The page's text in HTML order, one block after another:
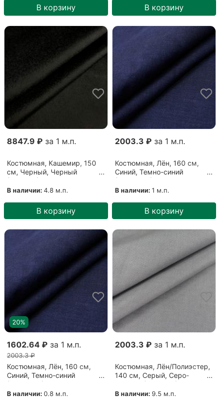
В корзину В корзину
8847.9 ₽ за 1 м.п.
Костюмная, Кашемир, 150
см, Черный, Черный
(1011203)
В наличии: 4.8 м.п.
В корзину
2003.3 ₽ за 1 м.п.
Костюмная, Лён, 160 см,
Синий, Темно-синий
(10062106)
В наличии: 1 м.п.
В корзину
20%
1602.64 ₽ за 1 м.п.
2003.3 ₽
Костюмная, Лён, 160 см,
Синий, Темно-синий
(10062107)
В наличии: 0.8 м.п.
2003.3 ₽ за 1 м.п.
Костюмная, Лён/Полиэстер,
140 см, Серый, Серо-
голубой (0510205)
В наличии: 9.5 м.п.